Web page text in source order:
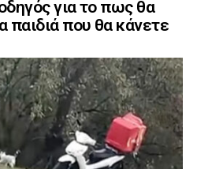
για το πως θα
παιδιά που θα κάνετε